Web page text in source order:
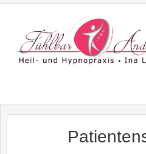
HOME
ÜBER MICH